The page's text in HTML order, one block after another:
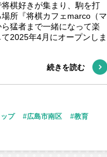
棋好きが集まり、駒を打
所『将棋カフェmarco（マ
猛者まで一緒になって楽
2025年4月にオープンしま
続きを読む
プ 広島市南区 教育